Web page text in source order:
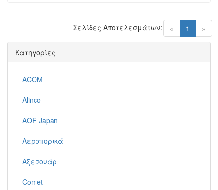
« 1 (current)
»
Σελίδες Αποτελεσμάτων:
Κατηγορίες
ACOM
Alinco
AOR Japan
Αεροπορικά
Αξεσουάρ
Comet